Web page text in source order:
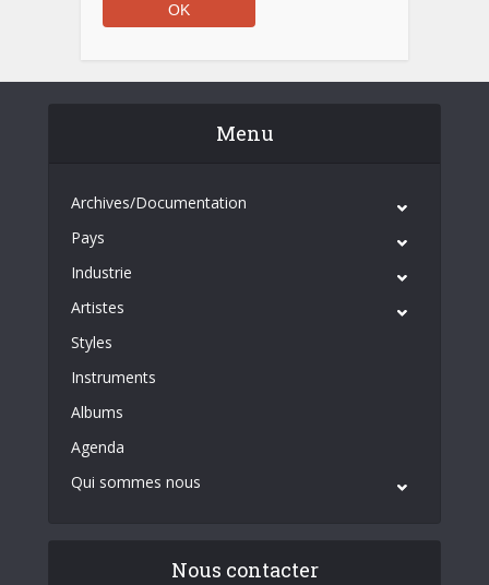
Menu
Archives/Documentation
Pays
Industrie
Artistes
Styles
Instruments
Albums
Agenda
Qui sommes nous
Nous contacter